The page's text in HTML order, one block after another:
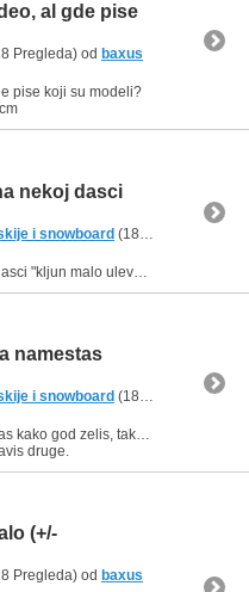
al gde pise
Pregleda) od baxus
pise koji su modeli?
nekoj dasci
i snowboard (18 Odgovora, 14.597 Pregleda) od
namestas
i snowboard (18 Odgovora, 14.597 Pregleda) od
druge.
(+/-
Pregleda) od baxus